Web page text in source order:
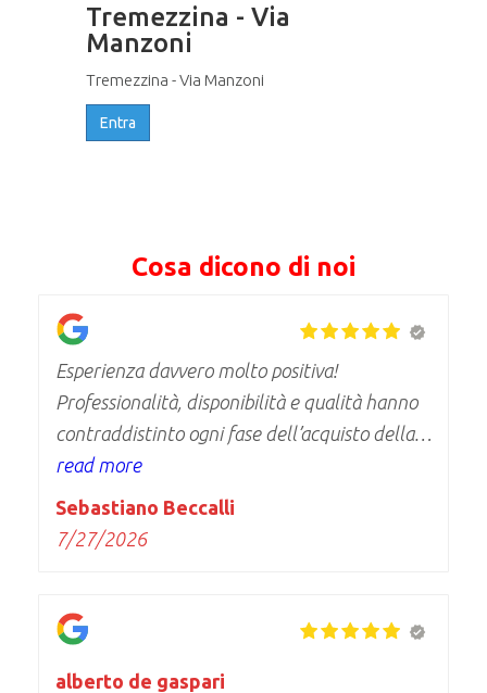
Tremezzina - Via
Manzoni
Tremezzina - Via Manzoni
Entra
Cosa dicono di noi
Esperienza davvero molto positiva!
Professionalità, disponibilità e qualità hanno
contraddistinto ogni fase dell’acquisto della
casa. Un’azienda seria che consiglio con
piacere.
read more
Sebastiano Beccalli
7/27/2026
alberto de gaspari